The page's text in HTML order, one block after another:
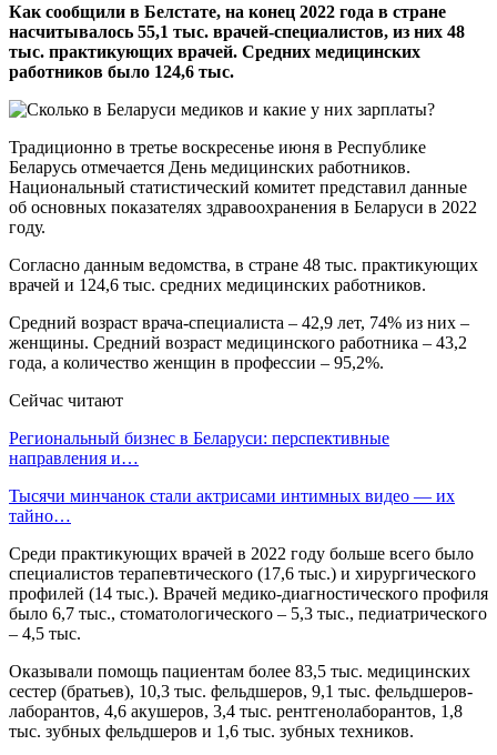
Как сообщили в Белстате, на конец 2022 года в стране
насчитывалось 55,1 тыс. врачей-специалистов, из них 48
тыс. практикующих врачей. Средних медицинских
работников было 124,6 тыс.
Традиционно в третье воскресенье июня в Республике
Беларусь отмечается День медицинских работников.
Национальный статистический комитет представил данные
об основных показателях здравоохранения в Беларуси в 2022
году.
Согласно данным ведомства, в стране 48 тыс. практикующих
врачей и 124,6 тыс. средних медицинских работников.
Средний возраст врача-специалиста – 42,9 лет, 74% из них –
женщины. Средний возраст медицинского работника – 43,2
года, а количество женщин в профессии – 95,2%.
Сейчас читают
Региональный бизнес в Беларуси: перспективные
направления и…
Тысячи минчанок стали актрисами интимных видео — их
тайно…
Среди практикующих врачей в 2022 году больше всего было
специалистов терапевтического (17,6 тыс.) и хирургического
профилей (14 тыс.). Врачей медико-диагностического профиля
было 6,7 тыс., стоматологического – 5,3 тыс., педиатрического
– 4,5 тыс.
Оказывали помощь пациентам более 83,5 тыс. медицинских
сестер (братьев), 10,3 тыс. фельдшеров, 9,1 тыс. фельдшеров-
лаборантов, 4,6 акушеров, 3,4 тыс. рентгенолаборантов, 1,8
тыс. зубных фельдшеров и 1,6 тыс. зубных техников.